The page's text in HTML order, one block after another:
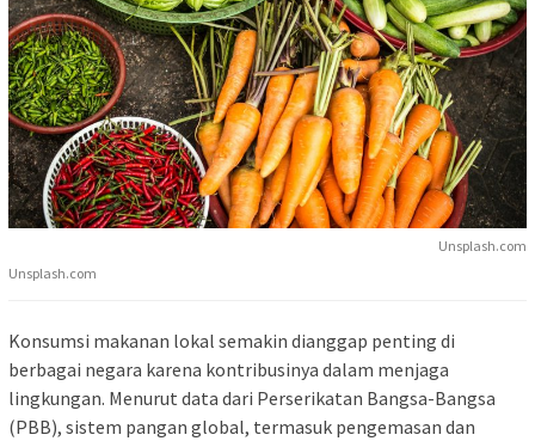
Unsplash.com
Unsplash.com
Konsumsi makanan lokal semakin dianggap penting di
berbagai negara karena kontribusinya dalam menjaga
lingkungan. Menurut data dari Perserikatan Bangsa-Bangsa
(PBB), sistem pangan global, termasuk pengemasan dan